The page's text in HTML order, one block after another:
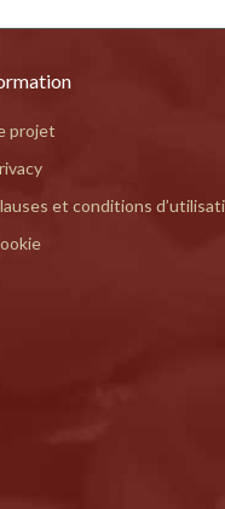
projet
et conditions